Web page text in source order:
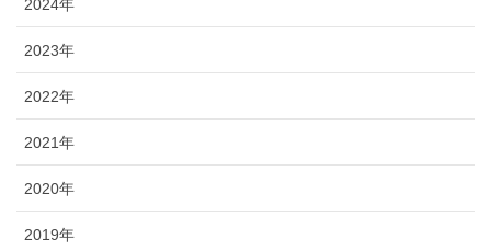
2024年
2023年
2022年
2021年
2020年
2019年